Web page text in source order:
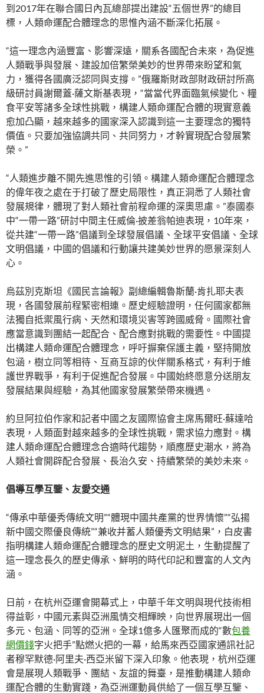
到2017年在聯合國日內瓦總部提出建設“五個世界”的總目
標，人類命運配合體理念的思惟內涵不斷深化拓展。
“這一理念內涵豐富、影響深遠，關系各國配合未來，為促進
人類戰爭與發展、建設加倍繁榮美妙的世界帶來盼望和氣
力，獲得各國廣泛認同與支撐。”俄羅斯財政部財政研討所高
級研討員謝爾蓋·薩文斯基表現，“當當代界面臨氣候變化、糧
食平安等諸多全球性挑戰，構建人類命運配合體的現實意義
愈加凸顯，越來越多的國家深入認識到這一主要理念的獨特
價值。只要加強協調共同、共同努力，才幹實現配合發展繁
榮。”
“人類進步離不開先進思惟的引領。構建人類命運配合體理念
的偉年夜之處在于打破了歷史局限性，真正洞悉了人類社會
發展規律，體現了對人類社會前程命運的深奧思慮。”泰國泰
中“一帶一路”研討中間主任威倫·披差翁帕迪表現，10年來，
從共建“一帶一路”倡議到全球發展倡議、全球平安倡議、全球
文明倡議，中國的倡議和行動讓共建美妙世界的愿景深刻人
心。
烏茲別克斯坦《國民言論報》副總編輯魯斯蘭·肯扎耶夫表
現，各國發展前程緊密相連。歷史經驗證明，任何國家都無
法獨自抵禦風行病、天然和環境災害等跨國威脅。國際社會
應當意識到團結一起配合、配合應對挑戰的需要性。中國提
出構建人類命運配合體理念，呼吁摒棄保護主義，堅持開放
包涵，樹立同等相待、互商互諒的伙伴關系格式，有利于維
護世界戰爭，有利于促進配合發展。中國始終愿意分送朋友
發展結果與經驗，為其他國家發展繁榮帶來機遇。
約旦阿拉伯作家和記者中國之友國際協會主席馬爾旺·蘇達哈
表現，人類面對越來越多的全球性挑戰，需求協力應對。構
建人類命運配合體理念合適時代趨勢，順應歷史潮水，將為
人類社會開辟配合發展、長治久安、持續繁榮的美妙未來。
倡導互學互鑒、友愛交通
“傳承中華優秀傳統文明”“體現中國共產黨的世界情懷”“弘揚
新中國交際優良傳統”“兼收并蓄人類優秀文明結果”，白皮書
指明構建人類命運配合體理念的歷史文明泥土，生動提醒了
這一理念長久的歷史傳承、鮮明的時代印記和豐富的人文內
涵。
日前，在杭州亞運會開幕式上，中華千年文明與現代技術相
得益彰，中國元素與亞洲風情交相輝映，向世界展現出一個
多元、包涵、同等的亞洲。全球1億多人匯聚而成的“數包養
網價錢字火把手”點燃火把的一幕，給馬來西亞國家通訊社記
者穆罕默德·阿里夫·西亞米留下深入印象。他表現，杭州亞運
會是展現人類戰爭、團結、友誼的舞臺，是推動構建人類命
運配合體的生動實踐，為亞洲運動員供給了一個互學互鑒、